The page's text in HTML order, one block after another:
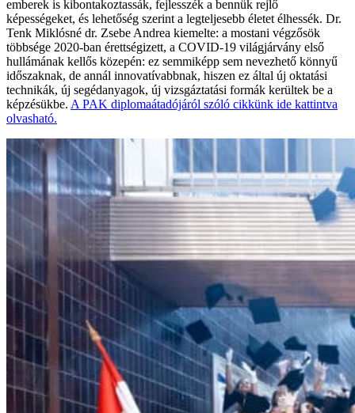
emberek is kibontakoztassák, fejlesszék a bennük rejlő
képességeket, és lehetőség szerint a legteljesebb életet élhessék. Dr.
Tenk Miklósné dr. Zsebe Andrea kiemelte: a mostani végzősök
többsége 2020-ban érettségizett, a COVID-19 világjárvány első
hullámának kellős közepén: ez semmiképp sem nevezhető könnyű
időszaknak, de annál innovatívabbnak, hiszen ez által új oktatási
technikák, új segédanyagok, új vizsgáztatási formák kerültek be a
képzésükbe. A PAK diplomaátadójáról szóló cikkünk ide kattintva
olvasható.